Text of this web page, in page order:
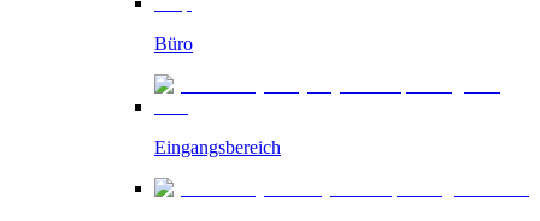
Büro
Eingangsbereich